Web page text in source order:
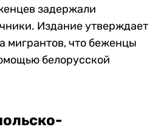
задержали
Издание утверждает
мигрантов, что беженцы
белорусской